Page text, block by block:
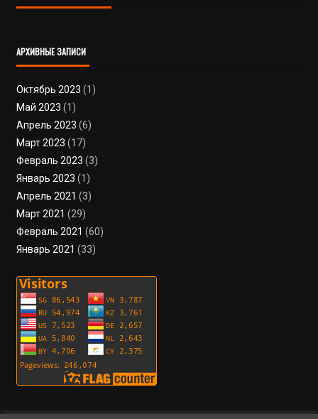
АРХИВНЫЕ ЗАПИСИ
Октябрь 2023 (1)
Май 2023 (1)
Апрель 2023 (6)
Март 2023 (17)
Февраль 2023 (3)
Январь 2023 (1)
Апрель 2021 (3)
Март 2021 (29)
Февраль 2021 (60)
Январь 2021 (33)